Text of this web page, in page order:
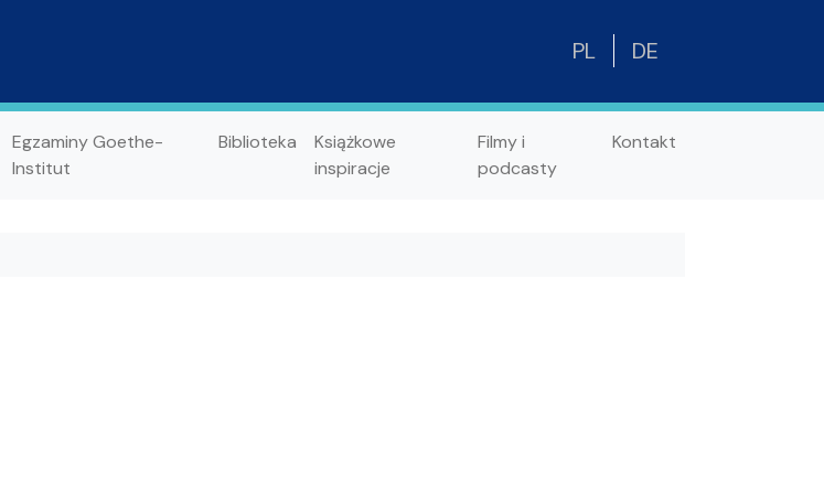
PL DE
Egzaminy Goethe-
Institut
Biblioteka
Książkowe
inspiracje
Filmy i
podcasty
Kontakt